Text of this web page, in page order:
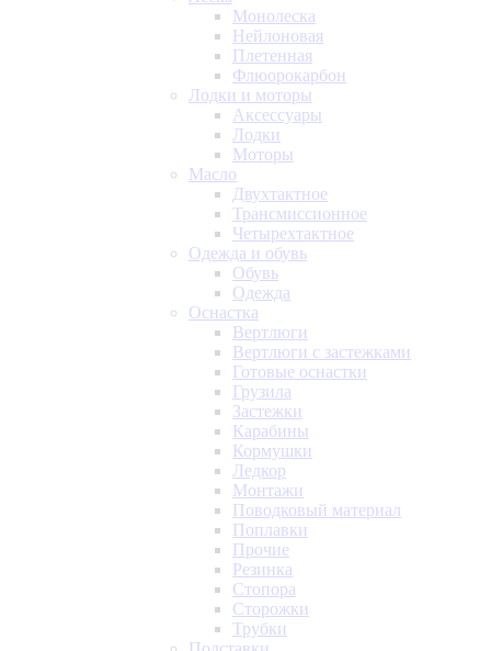
Монолеска
Нейлоновая
Плетенная
Флюорокарбон
Лодки и моторы
Аксессуары
Лодки
Моторы
Масло
Двухтактное
Трансмиссионное
Четырехтактное
Одежда и обувь
Обувь
Одежда
Оснастка
Вертлюги
Вертлюги с застежками
Готовые оснастки
Грузила
Застежки
Карабины
Кормушки
Ледкор
Монтажи
Поводковый материал
Поплавки
Прочие
Резинка
Стопора
Сторожки
Трубки